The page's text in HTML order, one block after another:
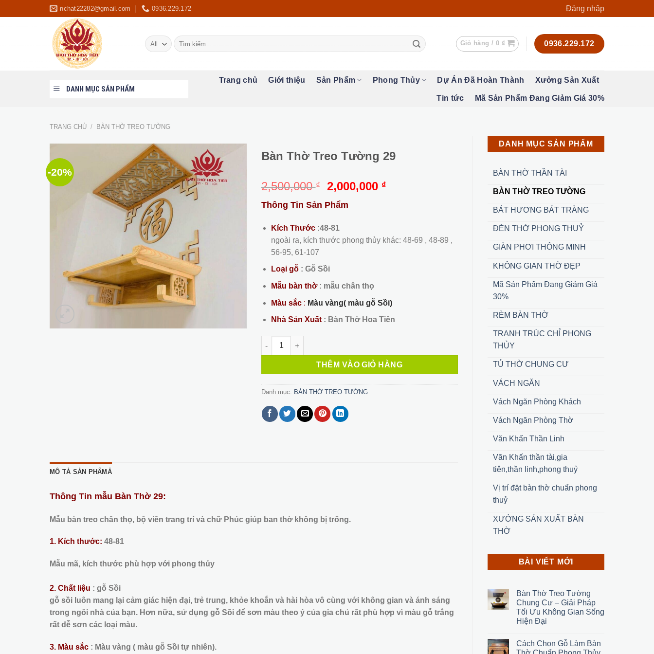
to
nchat22282@gmail.com 0936.229.172 Đăng nhập
Tìm
kiếm:
Giỏ hàng / 0 ₫ 0936.229.172
DANH MỤC SẢN PHẨM
Trang chủ Giới thiệu Sản Phẩm Phong Thủy Dự Án Đã Hoàn Thành Xưởng Sản Xuất
Tin tức Mã Sản Phẩm Đang Giảm Giá 30%
TRANG CHỦ / BÀN THỜ TREO TƯỜNG
DANH MỤC SẢN PHẨM
BÀN THỜ THẦN TÀI
BÀN THỜ TREO TƯỜNG
BÁT HƯƠNG BÁT TRÀNG
ĐÈN THỜ PHONG THUỶ
GIÀN PHƠI THÔNG MINH
KHÔNG GIAN THỜ ĐẸP
Mã Sản Phẩm Đang Giảm Giá
30%
RÈM BÀN THỜ
TRANH TRÚC CHỈ PHONG
THỦY
TỦ THỜ CHUNG CƯ
VÁCH NGĂN
Vách Ngăn Phòng Khách
Vách Ngăn Phòng Thờ
Văn Khấn Thần Linh
Văn Khấn thần tài,gia
tiên,thần linh,phong thuỷ
Vị trí đặt bàn thờ chuẩn phong
thuỷ
XƯỞNG SẢN XUẤT BÀN
THỜ
BÀI VIẾT MỚI
Bàn Thờ Treo Tường
Chung Cư – Giải Pháp
Tối Ưu Không Gian Sống
Hiện Đại
Cách Chọn Gỗ Làm Bàn
-20%
Bàn Thờ Treo Tường 29
2,500,000₫
Giá
gốc
là:
2,000,000 ₫Giá
Thông Tin Sản Phẩm
Kích Thước :48-81
ngoài ra, kích thước phong thủy khác: 48-69 , 48-89 ,
56-95, 61-107
Loại gỗ : Gỗ Sồi
Mẫu bàn thờ: mẫu chân thọ
Màu sắc : Màu vàng( màu gỗ Sồi)
Nhà Sản Xuất : Bàn Thờ Hoa Tiên
Bàn Thờ Treo Tường 29 số lượng
THÊM VÀO GIỎ HÀNG
Danh mục: BÀN THỜ TREO TƯỜNG
MÔ TẢ SẢN PHẨMẢ
Thông Tin mẫu Bàn Thờ 29:
Mẫu bàn treo chân thọ, bộ viền trang trí và chữ Phúc giúp ban thờ không bị trống.
1. Kích thước: 48-81
Mẫu mã, kích thước phù hợp với phong thủy
2. Chất liệu : gỗ Sồi
gỗ sồi luôn mang lại cảm giác hiện đại, trẻ trung, khỏe khoắn và hài hòa vô cùng với không gian và ánh sáng
trong ngôi nhà của bạn. Hơn nữa, sử dụng gỗ Sồi để sơn màu theo ý của gia chủ rất phù hợp vì màu gỗ trắng
rất dễ sơn các loại màu.
3. Màu sắc : Màu vàng ( màu gỗ Sồi tự nhiên).